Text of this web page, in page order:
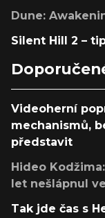
Dune:
Silent Hill 2 –
Videoherní
mechanismů,
představit
Hideo
let nešlápnul
Tak jde čas s